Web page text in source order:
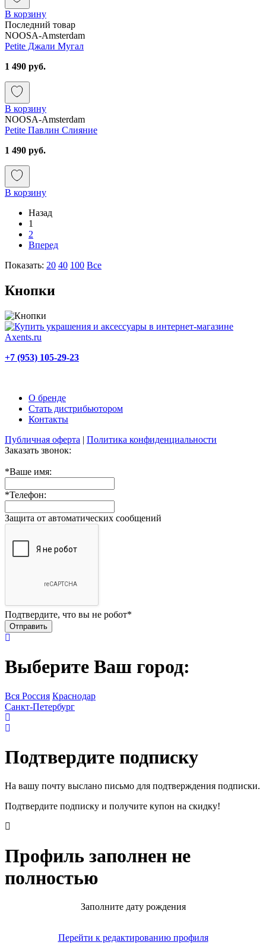
В корзину
Последний товар
NOOSA-Amsterdam
Petite Джали Мугал
1 490 руб.
В корзину
NOOSA-Amsterdam
Petite Павлин Слияние
1 490 руб.
В корзину
Назад
1
2
Вперед
Показать: 20 40 100 Все
Кнопки
+7 (953) 105-29-23
О бренде
Стать дистрибьютором
Контакты
Публичная оферта | Политика конфиденциальности
Заказать звонок:
*Ваше имя:
*Телефон:
Защита от автоматических сообщений
Подтвердите, что вы не робот*
Выберите Ваш город:
Вся Россия Краснодар
Санкт-Петербург
Подтвердите подписку
На вашу почту выслано письмо для подтверждения подписки.
Подтвердите подписку и получите купон на скидку!
Профиль заполнен не
полностью
Заполните дату рождения
Перейти к редактированию профиля